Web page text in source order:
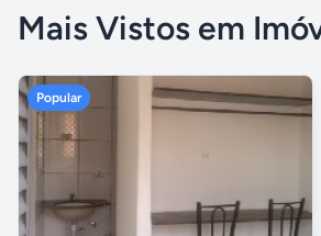
Mais Vistos em
Popular